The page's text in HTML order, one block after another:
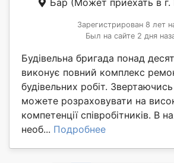
Зарегистрирован 8 лет
Был на сайте 2 дня
Будівельна бригада понад
виконує повний комплекс
будівельних робіт.
можете розраховувати на
компетенції співробітників. В
необ... Подробнее